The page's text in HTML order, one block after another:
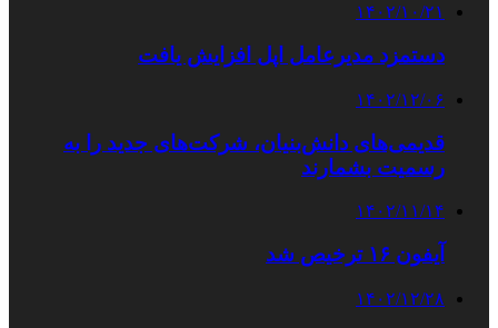
۱۴۰۲/۱۰/۲۱
دستمزد مدیرعامل اپل افزایش یافت
۱۴۰۲/۱۲/۰۶
قدیمی‌های دانش‌بنیان، شرکت‌های جدید را به
رسمیت بشمارند
۱۴۰۲/۱۱/۱۴
آیفون ۱۶ ترخیص شد
۱۴۰۲/۱۲/۲۸